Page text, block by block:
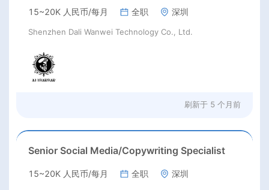
15~20K 人民币/每月 全职 深圳
Shenzhen Dali Wanwei Technology Co., Ltd.
刷新于 5 个月前
Senior Social Media/Copywriting Specialist
15~20K 人民币/每月 全职 深圳